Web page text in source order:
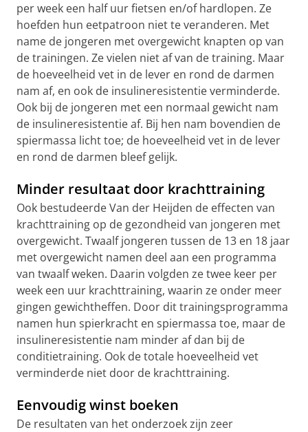
per week een half uur fietsen en/of hardlopen. Ze
hoefden hun eetpatroon niet te veranderen. Met
name de jongeren met overgewicht knapten op van
de trainingen. Ze vielen niet af van de training. Maar
de hoeveelheid vet in de lever en rond de darmen
nam af, en ook de insulineresistentie verminderde.
Ook bij de jongeren met een normaal gewicht nam
de insulineresistentie af. Bij hen nam bovendien de
spiermassa licht toe; de hoeveelheid vet in de lever
en rond de darmen bleef gelijk.
Minder resultaat door krachttraining
Ook bestudeerde Van der Heijden de effecten van
krachttraining op de gezondheid van jongeren met
overgewicht. Twaalf jongeren tussen de 13 en 18 jaar
met overgewicht namen deel aan een programma
van twaalf weken. Daarin volgden ze twee keer per
week een uur krachttraining, waarin ze onder meer
gingen gewichtheffen. Door dit trainingsprogramma
namen hun spierkracht en spiermassa toe, maar de
insulineresistentie nam minder af dan bij de
conditietraining. Ook de totale hoeveelheid vet
verminderde niet door de krachttraining.
Eenvoudig winst boeken
De resultaten van het onderzoek zijn zeer